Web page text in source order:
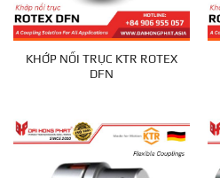
KHỚP NỐI TRỤC KTR ROTEX
DFN